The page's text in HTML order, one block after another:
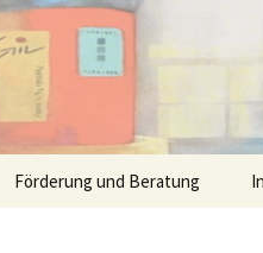
Förderung und Beratung